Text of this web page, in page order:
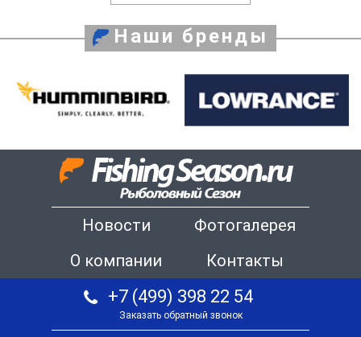
Наши бренды
Новости
Фотогалерея
О компании
Контакты
+7 (499) 398 22 54
Заказать обратный звонок